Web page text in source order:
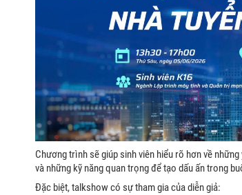
Chương trình sẽ giúp sinh viên hiểu rõ hơn về
và những kỹ năng quan trọng để tạo dấu ấn trong
Đặc biệt, talkshow có sự tham gia của diễn giả: